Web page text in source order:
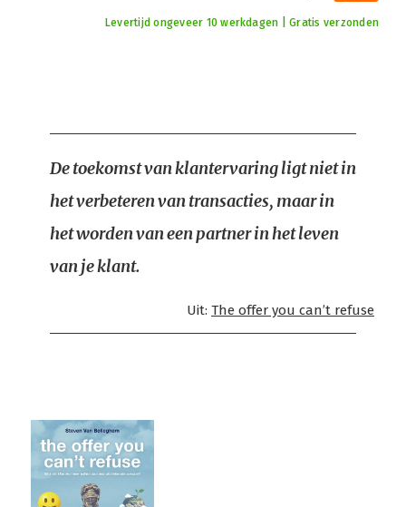
Levertijd ongeveer 10 werkdagen | Gratis verzonden
De toekomst van klantervaring ligt niet in
het verbeteren van transacties, maar in
het worden van een partner in het leven
van je klant.
Uit: The offer you can’t refuse